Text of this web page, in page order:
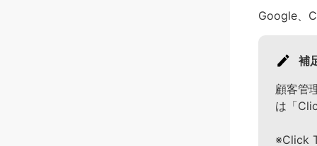
Google、
補
顧客管
は「
※Click